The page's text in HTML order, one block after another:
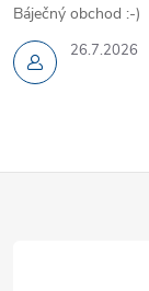
26.7.2026
Báječný obchod :-)